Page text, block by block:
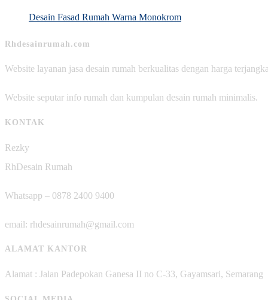
Desain Fasad Rumah Warna Monokrom
Rhdesainrumah.com
Website layanan jasa desain rumah berkualitas dengan harga
Website seputar info rumah dan kumpulan desain rumah minimalis.
KONTAK
Rezky
RhDesain Rumah
Whatsapp – 0878 2400 9400
email: rhdesainrumah@gmail.com
ALAMAT KANTOR
Alamat : Jalan Padepokan Ganesa II no C-33, Gayamsari, Semarang